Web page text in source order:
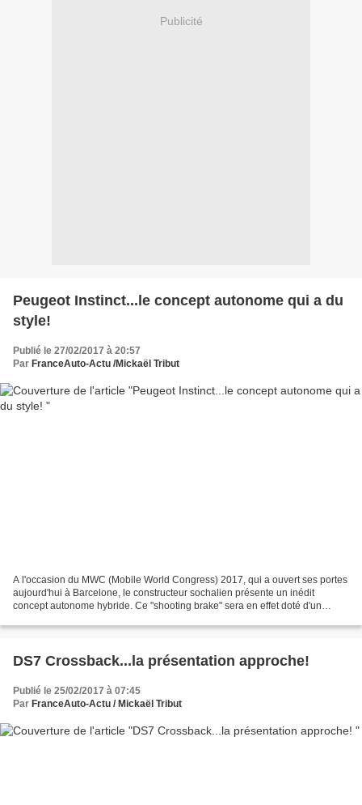
Publicité
Peugeot Instinct...le concept autonome qui a du
style!
Publié le 27/02/2017 à 20:57
Par FranceAuto-Actu /Mickaël Tribut
A l'occasion du MWC (Mobile World Congress) 2017, qui a ouvert ses portes
aujourd'hui à Barcelone, le constructeur sochalien présente un inédit
concept autonome hybride. Ce "shooting brake" sera en effet doté d'un
DS7 Crossback...la présentation approche!
Publié le 25/02/2017 à 07:45
Par FranceAuto-Actu / Mickaël Tribut